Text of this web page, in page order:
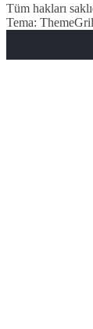
Tüm hakları
Tema: